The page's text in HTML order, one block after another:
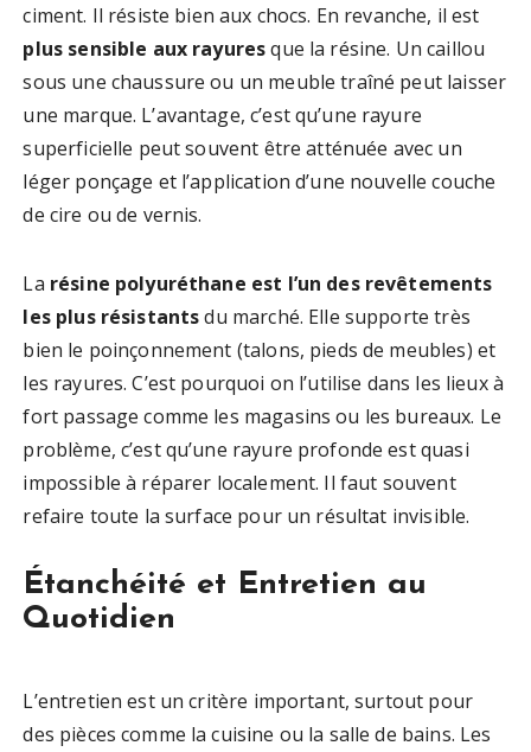
ciment. Il résiste bien aux chocs. En revanche, il est
plus sensible aux rayuresque la résine. Un caillou
sous une chaussure ou un meuble traîné peut laisser
une marque. L’avantage, c’est qu’une rayure
superficielle peut souvent être atténuée avec un
léger ponçage et l’application d’une nouvelle couche
de cire ou de vernis.
La résine polyuréthane est l’un des revêtements
les plus résistantsdu marché. Elle supporte très
bien le poinçonnement (talons, pieds de meubles) et
les rayures. C’est pourquoi on l’utilise dans les lieux à
fort passage comme les magasins ou les bureaux. Le
problème, c’est qu’une rayure profonde est quasi
impossible à réparer localement. Il faut souvent
refaire toute la surface pour un résultat invisible.
Étanchéité et Entretien au
Quotidien
L’entretien est un critère important, surtout pour
des pièces comme la cuisine ou la salle de bains. Les